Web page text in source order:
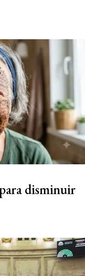
disminuir